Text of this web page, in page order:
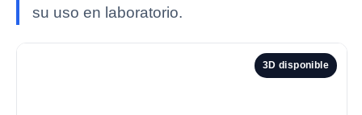
su uso en laboratorio.
3D disponible